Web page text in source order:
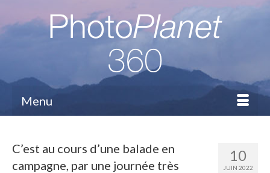
Menu
10
JUIN 2022
C’est au cours d’une balade en
campagne, par une journée très